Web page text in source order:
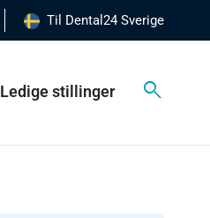
Til Dental24 Sverige
Ledige stillinger